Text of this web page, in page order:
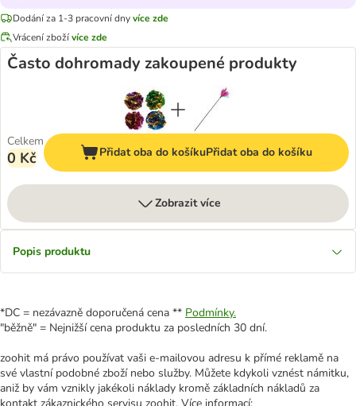
Dodání za 1-3 pracovní dnyvíce zde
Vrácení zbožívíce zde
Často dohromady zakoupené produkty
Celkem
0 Kč Přidat oba do košíkuPřidat oba do košíku
Zobrazit více
Popis produktu
*DC = nezávazně doporučená cena ** Podmínky.
"běžně" = Nejnižší cena produktu za posledních 30 dní.
zoohit má právo používat vaši e-mailovou adresu k přímé reklamě na
své vlastní podobné zboží nebo služby. Můžete kdykoli vznést námitku,
aniž by vám vznikly jakékoli náklady kromě základních nákladů za